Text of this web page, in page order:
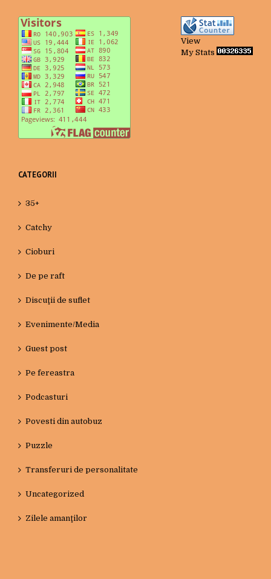
View
My Stats
CATEGORII
35+
Catchy
Cioburi
De pe raft
Discuţii de suflet
Evenimente/Media
Guest post
Pe fereastra
Podcasturi
Povesti din autobuz
Puzzle
Transferuri de personalitate
Uncategorized
Zilele amanţilor